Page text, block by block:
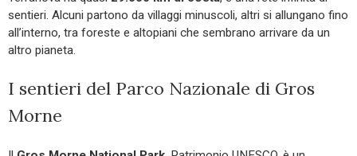
sentieri. Alcuni partono da villaggi minuscoli, altri si allungano fino
all’interno, tra foreste e altopiani che sembrano arrivare da un
altro pianeta.
I sentieri del Parco Nazionale di Gros
Morne